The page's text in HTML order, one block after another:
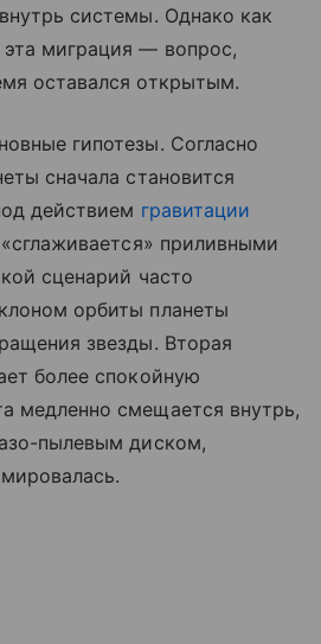
системы. Однако как
миграция — вопрос,
оставался открытым.
гипотезы. Согласно
сначала становится
действием гравитации
приливными
сценарий часто
орбиты планеты
звезды. Вторая
более спокойную
медленно смещается внутрь,
пылевым диском,